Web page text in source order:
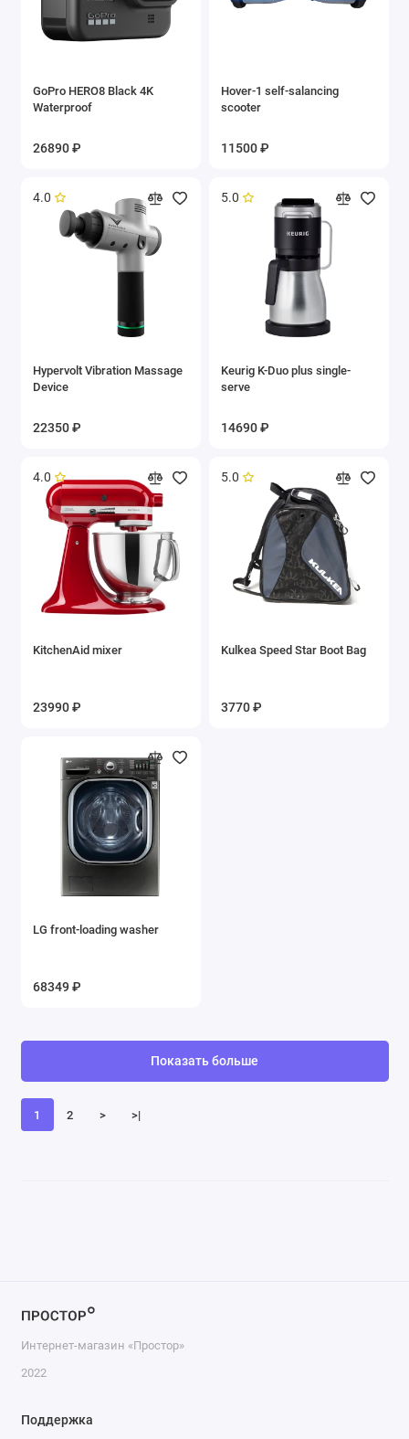
GoPro HERO8 Black 4K
Waterproof
26890 ₽
Hover-1 self-salancing
scooter
11500 ₽
4.0
Hypervolt Vibration Massage
Device
22350 ₽
5.0
Keurig K-Duo plus single-
serve
14690 ₽
4.0
KitchenAid mixer
23990 ₽
5.0
Kulkea Speed Star Boot Bag
3770 ₽
LG front-loading washer
68349 ₽
1 2 > >|
Показать больше
Интернет-магазин «Простор»
2022
Поддержка